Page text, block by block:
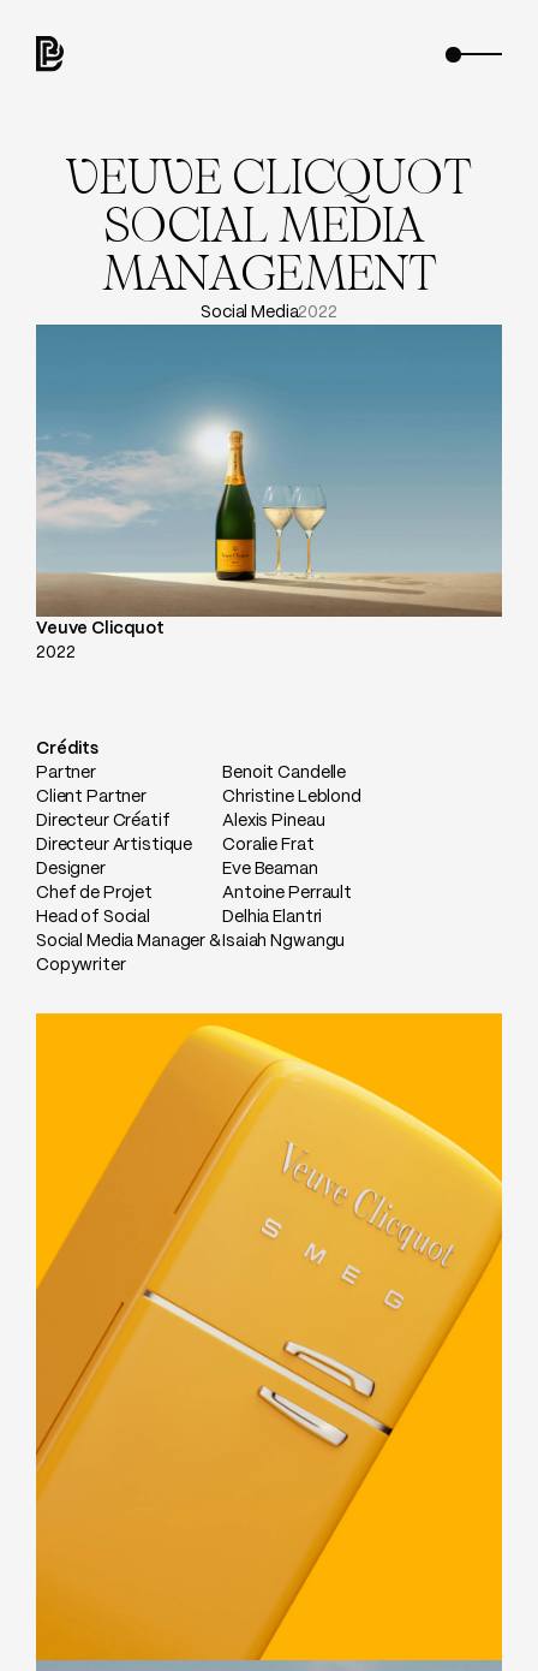
VEUVE CLICQUOT
SOCIAL MEDIA
MANAGEMENT
Social Media2022
Veuve Clicquot
2022
Crédits
Partner
Benoit Candelle
Client Partner
Christine Leblond
Directeur Créatif
Alexis Pineau
Directeur Artistique
Coralie Frat
Designer
Eve Beaman
Chef de Projet
Antoine Perrault
Head of Social
Delhia Elantri
Social Media Manager &
Copywriter
Isaiah Ngwangu